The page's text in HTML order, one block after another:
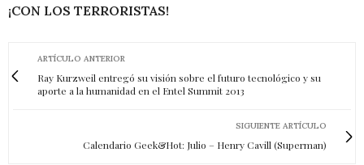
¡CON LOS TERRORISTAS!
ARTÍCULO ANTERIOR
Ray Kurzweil entregó su visión sobre el futuro tecnológico y su
aporte a la humanidad en el Entel Summit 2013
SIGUIENTE ARTÍCULO
Calendario Geek&Hot: Julio – Henry Cavill (Superman)